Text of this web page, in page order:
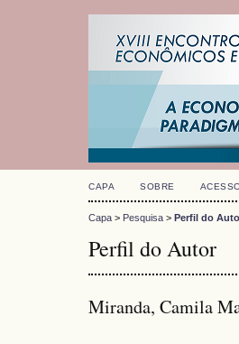
CAPA SOBRE
Capa > Pesquisa > Perfil do
Perfil do Autor
Miranda, Camila